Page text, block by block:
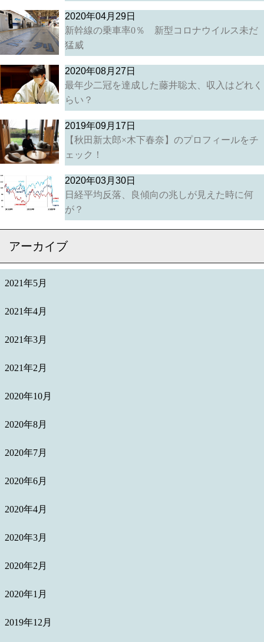
2020年04月29日
新幹線の乗車率0％ 新型コロナウイルス未だ
猛威
2020年08月27日
最年少二冠を達成した藤井聡太、収入はどれく
らい？
2019年09月17日
【秋田新太郎×木下春奈】のプロフィールをチ
ェック！
2020年03月30日
日経平均反落、良傾向の兆しが見えた時に何
が？
アーカイブ
2021年5月
2021年4月
2021年3月
2021年2月
2020年10月
2020年8月
2020年7月
2020年6月
2020年4月
2020年3月
2020年2月
2020年1月
2019年12月